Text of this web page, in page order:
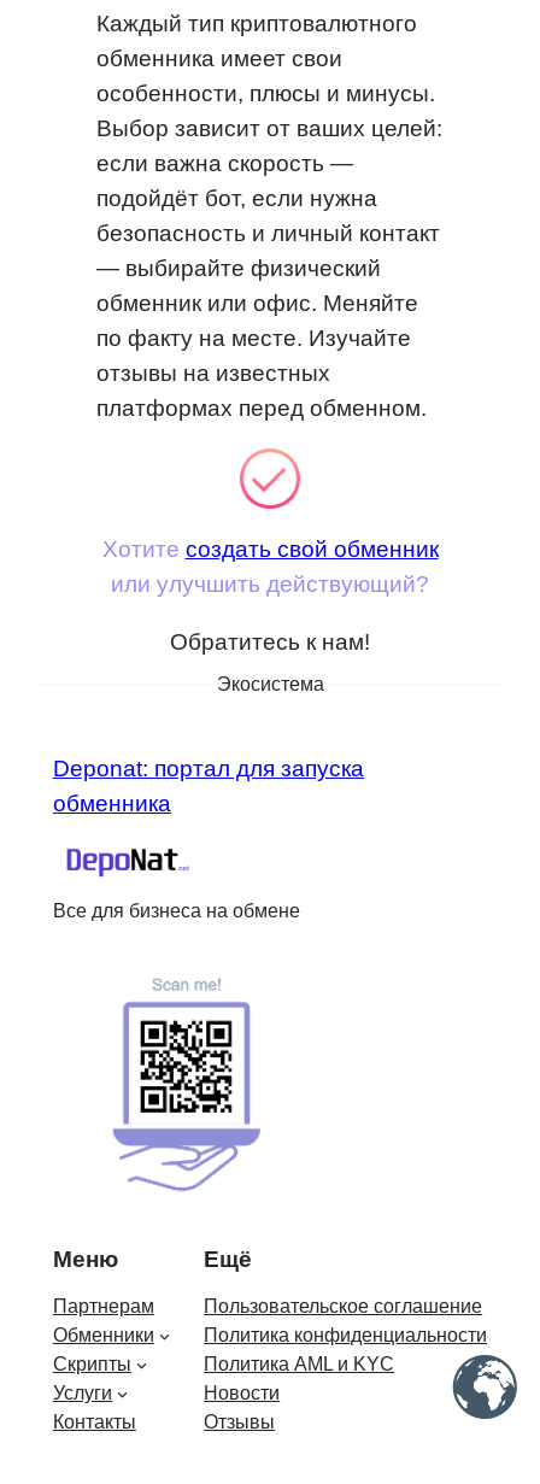
Каждый тип криптовалютного
обменника имеет свои
особенности, плюсы и минусы.
Выбор зависит от ваших целей:
если важна скорость —
подойдёт бот, если нужна
безопасность и личный контакт
— выбирайте физический
обменник или офис. Меняйте
по факту на месте. Изучайте
отзывы на известных
платформах перед обменном.
Хотите создать свой обменник
или улучшить действующий?
Обратитесь к нам!
Экосистема
Deponat: портал для запуска
обменника
Все для бизнеса на обмене
Меню
Партнерам
Обменники
Скрипты
Услуги
Контакты
Ещё
Пользовательское соглашение
Политика конфиденциальности
Политика AML и KYC
Новости
Отзывы